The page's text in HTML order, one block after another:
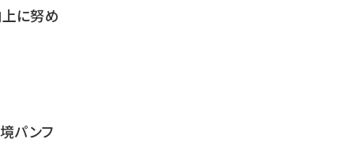
に努め
パンフ